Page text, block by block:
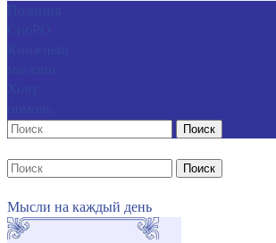
Поиск
Поиск
Мысли на каждый день